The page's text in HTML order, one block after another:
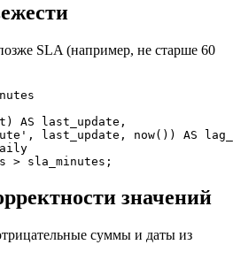
SLA (например, не старше 60
AS last_update,
, last_update, now()) AS
> sla_minutes;
значений
суммы и даты из